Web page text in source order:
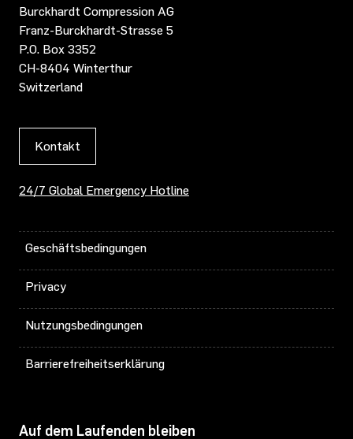
Burckhardt Compression AG
Franz-Burckhardt-Strasse 5
P.O. Box 3352
CH-8404 Winterthur
Switzerland
Kontakt
24/7 Global Emergency Hotline
Geschäftsbedingungen
Privacy
Nutzungsbedingungen
Barrierefreiheitserklärung
Auf dem Laufenden bleiben